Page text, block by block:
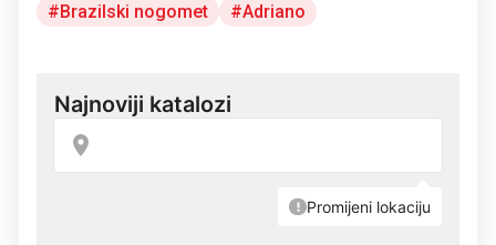
Brazilski nogomet Adriano